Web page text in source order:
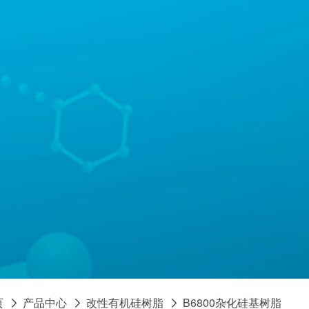
产品中心 改性有机硅树脂 B6800杂化硅基树脂